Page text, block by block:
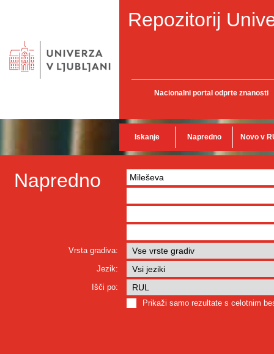
Repozitorij
Nacionalni portal odprte znanosti
Iskanje Napredno Novo v
Napredno
Vrsta gradiva:
Jezik:
Išči po:
Prikaži samo rezultate s celotnim